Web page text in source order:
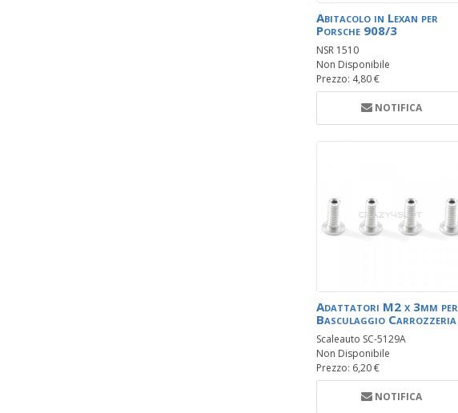
Abitacolo in Lexan per
Porsche 908/3
NSR 1510
Non Disponibile
Prezzo: 4,80 €
NOTIFICA
Adattatori M2 x 3mm per
Basculaggio Carrozzeria
Scaleauto SC-5129A
Non Disponibile
Prezzo: 6,20 €
NOTIFICA